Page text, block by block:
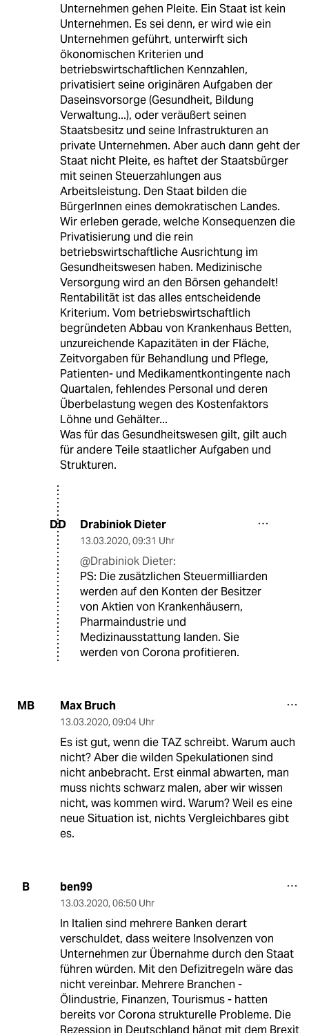
Unternehmen gehen Pleite. Ein Staat ist kein
Unternehmen. Es sei denn, er wird wie ein
Unternehmen geführt, unterwirft sich
ökonomischen Kriterien und
betriebswirtschaftlichen Kennzahlen,
privatisiert seine originären Aufgaben der
Daseinsvorsorge (Gesundheit, Bildung
Verwaltung...), oder veräußert seinen
Staatsbesitz und seine Infrastrukturen an
private Unternehmen. Aber auch dann geht der
Staat nicht Pleite, es haftet der Staatsbürger
mit seinen Steuerzahlungen aus
Arbeitsleistung. Den Staat bilden die
BürgerInnen eines demokratischen Landes.
Wir erleben gerade, welche Konsequenzen die
Privatisierung und die rein
betriebswirtschaftliche Ausrichtung im
Gesundheitswesen haben. Medizinische
Versorgung wird an den Börsen gehandelt!
Rentabilität ist das alles entscheidende
Kriterium. Vom betriebswirtschaftlich
begründeten Abbau von Krankenhaus Betten,
unzureichende Kapazitäten in der Fläche,
Zeitvorgaben für Behandlung und Pflege,
Patienten- und Medikamentkontingente nach
Quartalen, fehlendes Personal und deren
Überbelastung wegen des Kostenfaktors
Löhne und Gehälter...
Was für das Gesundheitswesen gilt, gilt auch
für andere Teile staatlicher Aufgaben und
Strukturen.
DD Drabiniok Dieter
13.03.2020, 09:31 Uhr
@Drabiniok Dieter:
PS: Die zusätzlichen Steuermilliarden
werden auf den Konten der Besitzer
von Aktien von Krankenhäusern,
Pharmaindustrie und
Medizinausstattung landen. Sie
werden von Corona profitieren.
MB Max Bruch
13.03.2020, 09:04 Uhr
Es ist gut, wenn die TAZ schreibt. Warum auch
nicht? Aber die wilden Spekulationen sind
nicht anbebracht. Erst einmal abwarten, man
muss nichts schwarz malen, aber wir wissen
nicht, was kommen wird. Warum? Weil es eine
neue Situation ist, nichts Vergleichbares gibt
es.
B ben99
13.03.2020, 06:50 Uhr
In Italien sind mehrere Banken derart
verschuldet, dass weitere Insolvenzen von
Unternehmen zur Übernahme durch den Staat
führen würden. Mit den Defizitregeln wäre das
nicht vereinbar. Mehrere Branchen -
Ölindustrie, Finanzen, Tourismus - hatten
bereits vor Corona strukturelle Probleme. Die
Rezession in Deutschland hängt mit dem Brexit